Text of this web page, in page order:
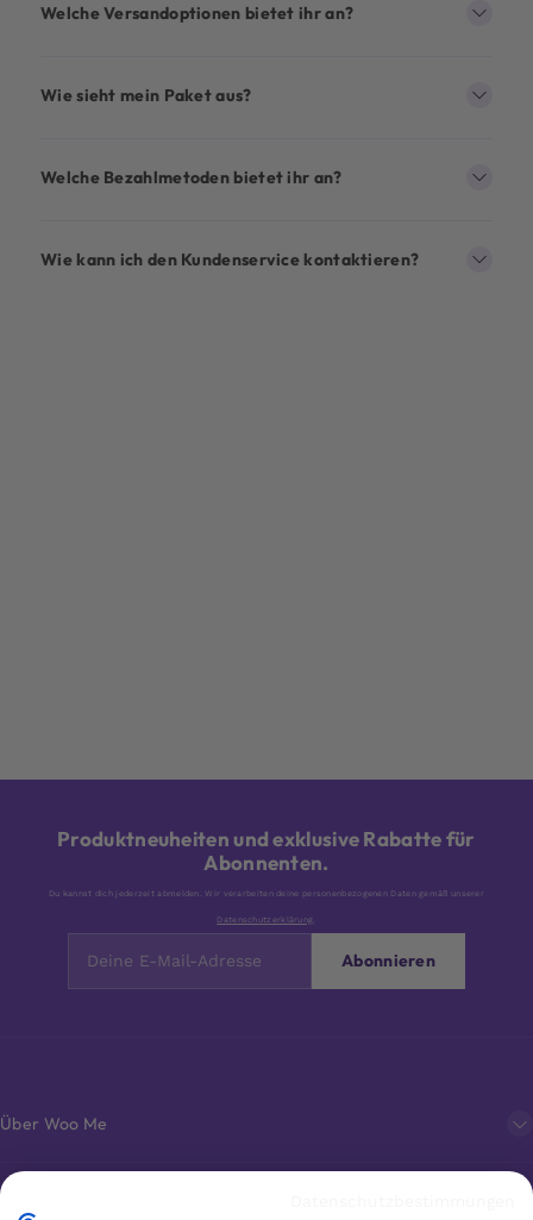
Welche Versandoptionen bietet ihr an?
Wie sieht mein Paket aus?
Welche Bezahlmetoden bietet ihr an?
Wie kann ich den Kundenservice kontaktieren?
Produktneuheiten und exklusive Rabatte für
Abonnenten.
Du kannst dich jederzeit abmelden. Wir verarbeiten deine personenbezogenen Daten gemäß unserer
Datenschutzerklärung
Abonnieren
Über Woo Me
Kundenservice